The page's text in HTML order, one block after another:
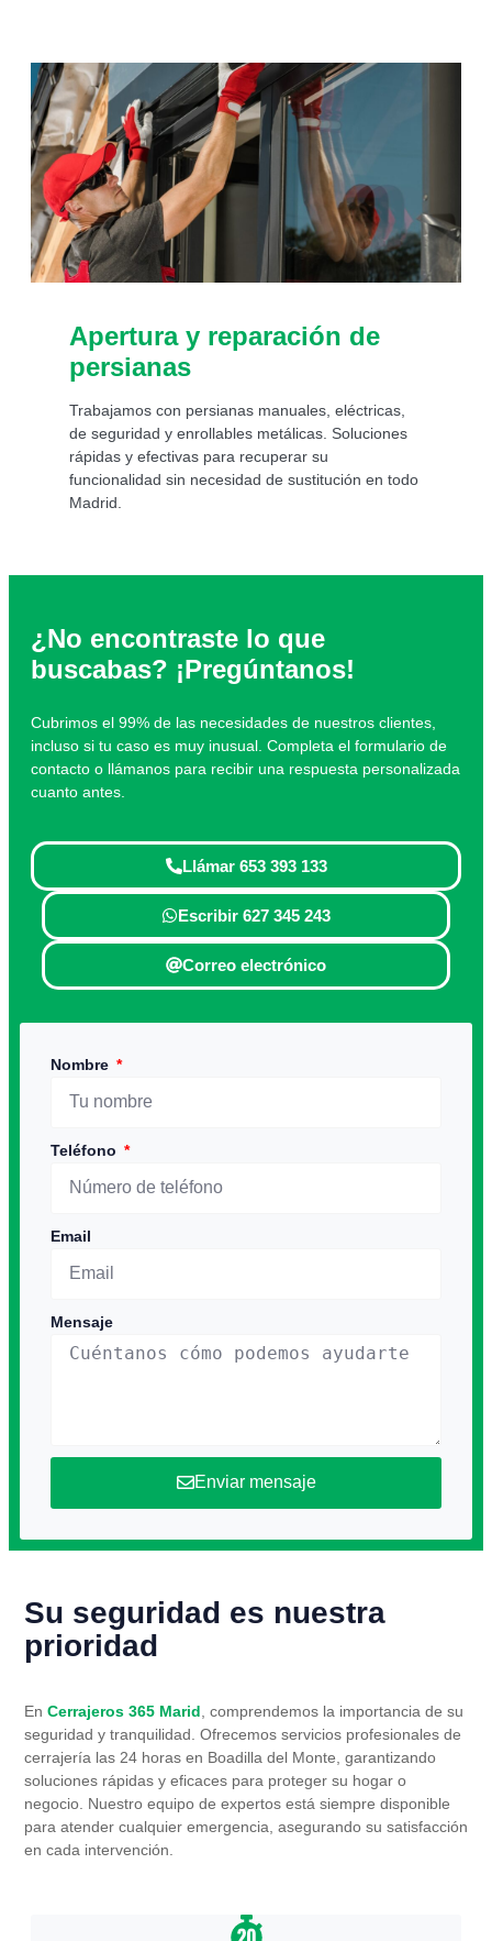
Apertura y reparación de
persianas
Trabajamos con persianas manuales, eléctricas,
de seguridad y enrollables metálicas. Soluciones
rápidas y efectivas para recuperar su
funcionalidad sin necesidad de sustitución en todo
Madrid.
¿No encontraste lo que
buscabas? ¡Pregúntanos!
Cubrimos el 99% de las necesidades de nuestros clientes,
incluso si tu caso es muy inusual. Completa el formulario de
contacto o llámanos para recibir una respuesta personalizada
cuanto antes.
Llámar 653 393 133
Escribir 627 345 243
Correo electrónico
Nombre
Teléfono
Email
Mensaje
Enviar mensaje
Su seguridad es nuestra
prioridad
En Cerrajeros 365 Marid , comprendemos la importancia de su
seguridad y tranquilidad. Ofrecemos servicios profesionales de
cerrajería las 24 horas en Boadilla del Monte, garantizando
soluciones rápidas y eficaces para proteger su hogar o
negocio. Nuestro equipo de expertos está siempre disponible
para atender cualquier emergencia, asegurando su satisfacción
en cada intervención.